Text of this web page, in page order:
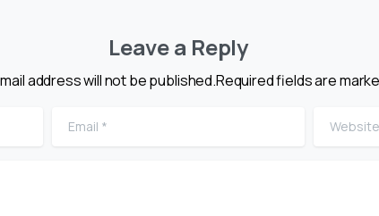
Leave a Reply
address will not be published.Required fields are
Email Website